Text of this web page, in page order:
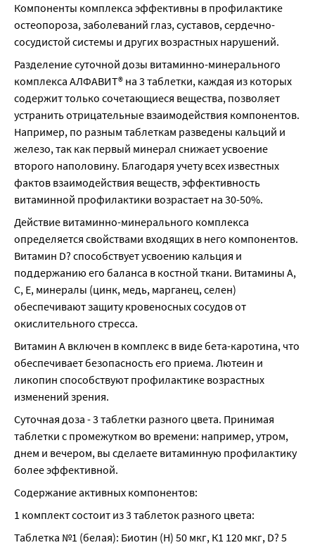
Компоненты комплекса эффективны в профилактике
остеопороза, заболеваний глаз, суставов, сердечно-
сосудистой системы и других возрастных нарушений.
Разделение суточной дозы витаминно-минерального
комплекса АЛФАВИТ® на 3 таблетки, каждая из которых
содержит только сочетающиеся вещества, позволяет
устранить отрицательные взаимодействия компонентов.
Например, по разным таблеткам разведены кальций и
железо, так как первый минерал снижает усвоение
второго наполовину. Благодаря учету всех известных
фактов взаимодействия веществ, эффективность
витаминной профилактики возрастает на 30-50%.
Действие витаминно-минерального комплекса
определяется свойствами входящих в него компонентов.
Витамин D? способствует усвоению кальция и
поддержанию его баланса в костной ткани. Витамины А,
С, Е, минералы (цинк, медь, марганец, селен)
обеспечивают защиту кровеносных сосудов от
окислительного стресса.
Витамин А включен в комплекс в виде бета-каротина, что
обеспечивает безопасность его приема. Лютеин и
ликопин способствуют профилактике возрастных
изменений зрения.
Суточная доза - 3 таблетки разного цвета. Принимая
таблетки с промежутком во времени: например, утром,
днем и вечером, вы сделаете витаминную профилактику
более эффективной.
Содержание активных компонентов:
1 комплект состоит из 3 таблеток разного цвета:
Таблетка №1 (белая): Биотин (Н) 50 мкг, К1 120 мкг, D? 5